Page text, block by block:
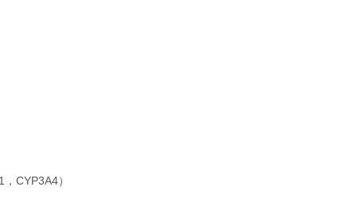
CYP3A4）